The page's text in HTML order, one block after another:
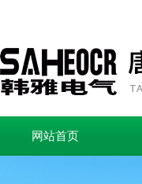
网站首页